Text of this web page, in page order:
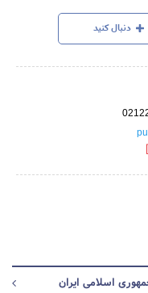
دنبال کنید
اسلامی ایران